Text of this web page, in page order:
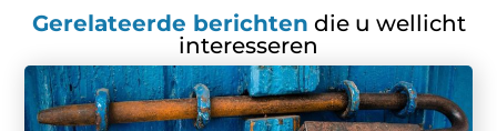
Gerelateerde berichten die u wellicht
interesseren